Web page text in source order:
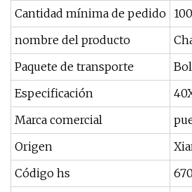
Cantidad mínima de pedido 100
nombre del producto
Paquete de transporte
Especificación
Marca comercial
Origen
Código hs